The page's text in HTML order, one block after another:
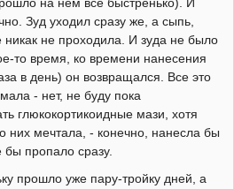
Зуд уходил сразу же, а сыпь,
никак не проходила. И зуда не было
то время, ко времени нанесения
в день) он возвращался. Все это
- нет, не буду пока
глюкокортикоидные мази, хотя
них мечтала, - конечно, нанесла бы
бы пропало сразу.
прошло уже пару-тройку дней, а